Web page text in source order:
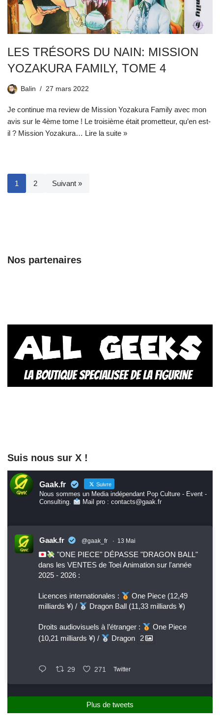
LES TRÉSORS DU NAIN: MISSION
YOZAKURA FAMILY, TOME 4
Balin 27 mars 2022
Je continue ma review de Mission Yozakura Family avec mon
avis sur le 4ème tome ! Le troisième était prometteur, qu’en est-
il ? Mission Yozakura… Lire la suite »
1 2 Suivant »
Nos partenaires
Suis nous sur X !
Gaak.fr Suivre
Nous sommes un Media indépendant Pop Culture - Event -
Consulting.
Mail pro : contacts@gaak.fr
Gaak.fr @gaak_fr · 13 Mai
"ONE PIECE" DÉPASSE "DRAGON BALL"
dans les VENTES de Toei Animation sur l'année
2025 - 2026 :
Licences internationales :
One Piece (12,49
milliards ¥) /
Dragon Ball (11,33 milliards ¥)
Droits audiovisuels à l’étranger :
One Piece
(10,21 milliards ¥) /
Dragon 2
29 271 Twitter
Plus de tweets